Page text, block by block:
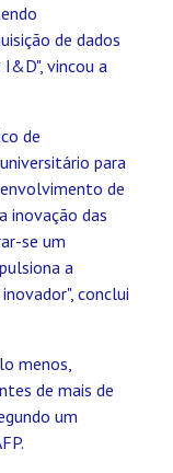
de dados
vincou a
de
para
de
inovação das
se um
a
conclui
menos,
de mais de
um